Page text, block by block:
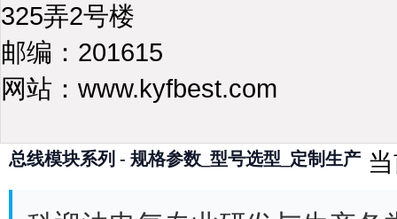
325弄2号楼
邮编：201615
网站：www.kyfbest.com
总线模块系列 - 规格参数_型号选型_定制生产